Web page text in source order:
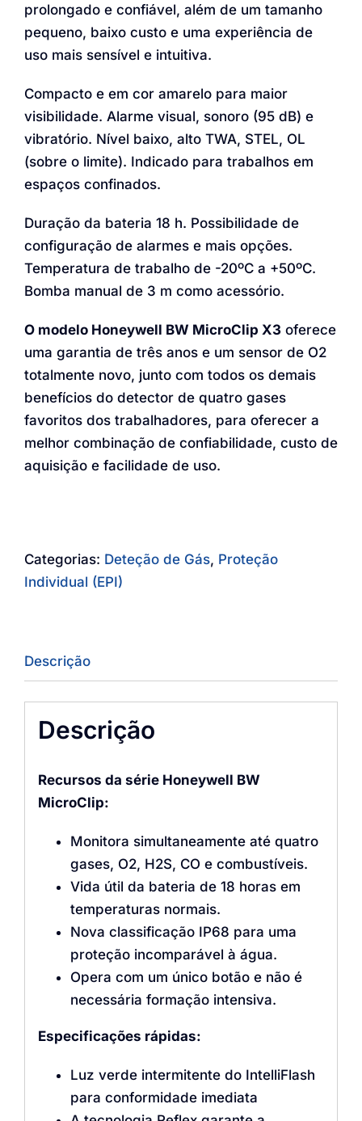
prolongado e confiável, além de um tamanho
pequeno, baixo custo e uma experiência de
uso mais sensível e intuitiva.
Compacto e em cor amarelo para maior
visibilidade. Alarme visual, sonoro (95 dB) e
vibratório. Nível baixo, alto TWA, STEL, OL
(sobre o limite). Indicado para trabalhos em
espaços confinados.
Duração da bateria 18 h. Possibilidade de
configuração de alarmes e mais opções.
Temperatura de trabalho de -20ºC a +50ºC.
Bomba manual de 3 m como acessório.
O modelo Honeywell BW MicroClip X3 oferece
uma garantia de três anos e um sensor de O2
totalmente novo, junto com todos os demais
benefícios do detector de quatro gases
favoritos dos trabalhadores, para oferecer a
melhor combinação de confiabilidade, custo de
aquisição e facilidade de uso.
Categorias: Deteção de Gás, Proteção
Individual (EPI)
Descrição
Descrição
Recursos da série Honeywell BW
MicroClip:
Monitora simultaneamente até quatro
gases, O2, H2S, CO e combustíveis.
Vida útil da bateria de 18 horas em
temperaturas normais.
Nova classificação IP68 para uma
proteção incomparável à água.
Opera com um único botão e não é
necessária formação intensiva.
Especificações rápidas:
Luz verde intermitente do IntelliFlash
para conformidade imediata